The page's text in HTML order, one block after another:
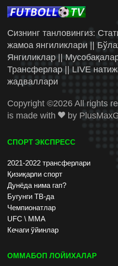
Сизнинг танловингиз:
жамоа янгиликлари ||
Янгиликлар ||
Трансферлар || LIVE
жадваллари
Copyright ©2026 All rights
is made with
by
СПОРТ ЭКСПРЕСС
2021-2022 трансферлари
Қизиқарли спорт
Дунёда нима гап?
Бугунги ТВ-да
Чемпионатлар
UFC \ ММА
Кечаги ўйинлар
ОММАБОП ЛОЙИХАЛАР